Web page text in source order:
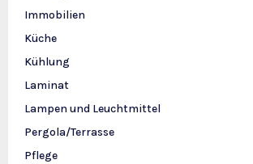
Immobilien
Küche
Kühlung
Laminat
Lampen und Leuchtmittel
Pergola/Terrasse
Pflege